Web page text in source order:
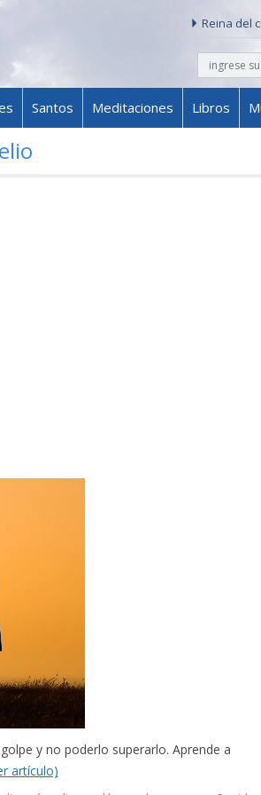
Reina del
buscar
Skip to content
Santos Meditaciones Libros
y no poderlo superarlo. Aprende a
artículo)